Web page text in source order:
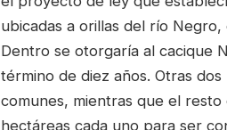
ubicadas a orillas del río
Dentro se otorgaría al cacique
término de diez años. Otras
comunes, mientras que el
hectáreas cada uno para ser